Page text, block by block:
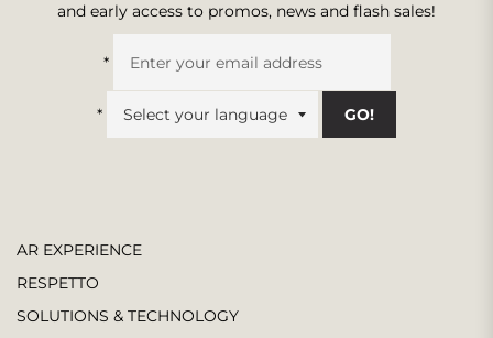
and early access to promos, news and flash sales!
*
* GO!
AR EXPERIENCE
RESPETTO
SOLUTIONS & TECHNOLOGY